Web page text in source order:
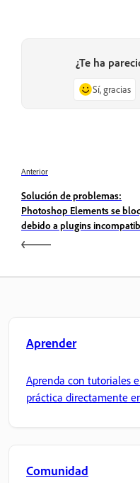
¿Te ha
Sí, gracias
Anterior
Solución de problemas:
Photoshop Elements se
debido a plugins
Aprender
Aprenda con tutoriales
práctica directamente
Comunidad